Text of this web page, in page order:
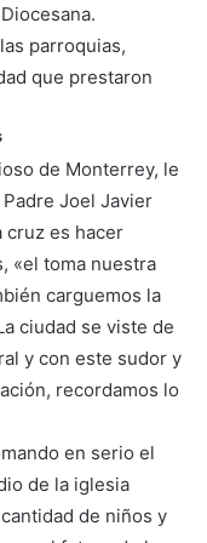
parroquias,
que prestaron
de Monterrey, le
Joel Javier
cruz es hacer
«el toma nuestra
carguemos la
ciudad se viste de
y con este sudor y
recordamos lo
en serio el
de la iglesia
de niños y